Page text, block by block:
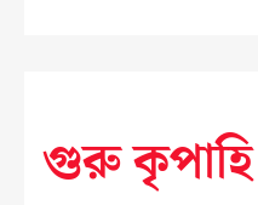
গুরু